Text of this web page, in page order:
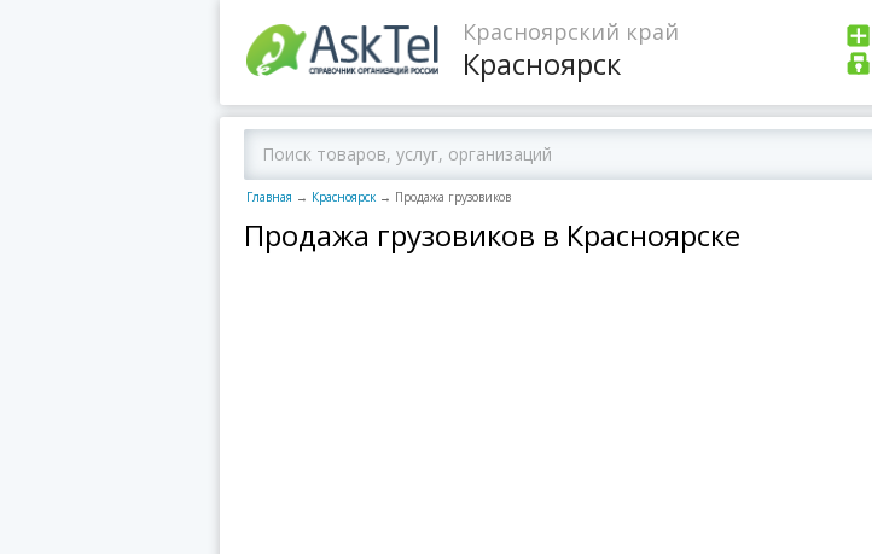
Красноярский край
Красноярск
Главная → Красноярск → Продажа грузовиков
Продажа грузовиков в Красноярске